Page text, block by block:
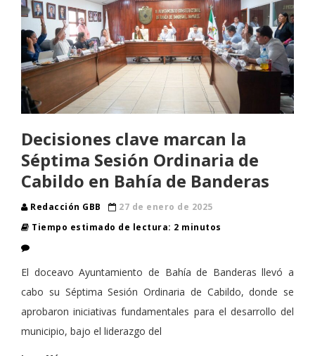
Decisiones clave marcan la
Séptima Sesión Ordinaria de
Cabildo en Bahía de Banderas
Redacción GBB
27 de enero de 2025
Tiempo estimado de lectura: 2 minutos
El doceavo Ayuntamiento de Bahía de Banderas llevó a
cabo su Séptima Sesión Ordinaria de Cabildo, donde se
aprobaron iniciativas fundamentales para el desarrollo del
municipio, bajo el liderazgo del